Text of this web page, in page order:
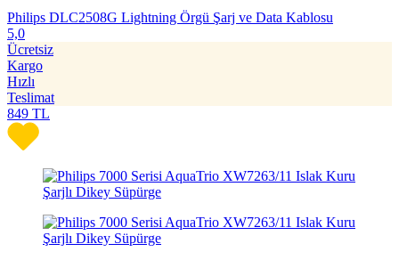
Philips DLC2508G Lightning Örgü Şarj ve Data Kablosu
5,0
Ücretsiz
Kargo
Hızlı
Teslimat
849 TL